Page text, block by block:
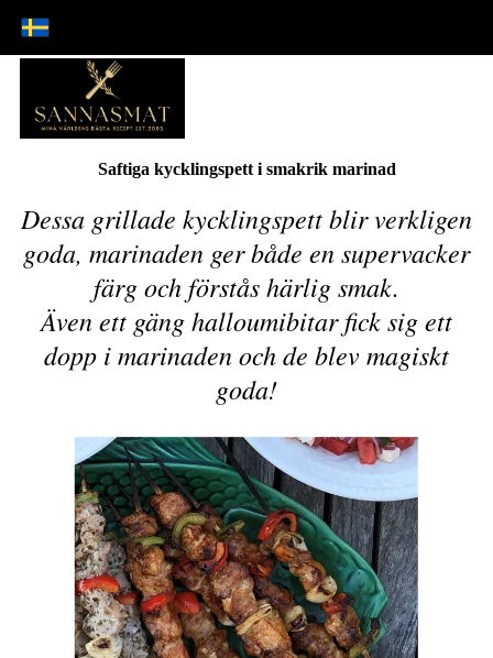
Saftiga kycklingspett i smakrik marinad
Dessa grillade kycklingspett blir verkligen
goda, marinaden ger både en supervacker
färg och förstås härlig smak.
Även ett gäng halloumibitar fick sig ett
dopp i marinaden och de blev magiskt
goda!